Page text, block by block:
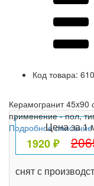
Код товара:
Керамогранит
применение - пол,
Подробное описание
Цена за 1
1920 ₽
снят с